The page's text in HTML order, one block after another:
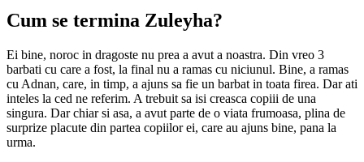
Cum se termina Zuleyha?
Ei bine, noroc in dragoste nu prea a avut a noastra. Din vreo 3
barbati cu care a fost, la final nu a ramas cu niciunul. Bine, a ramas
cu Adnan, care, in timp, a ajuns sa fie un barbat in toata firea. Dar ati
inteles la ced ne referim. A trebuit sa isi creasca copiii de una
singura. Dar chiar si asa, a avut parte de o viata frumoasa, plina de
surprize placute din partea copiilor ei, care au ajuns bine, pana la
urma.